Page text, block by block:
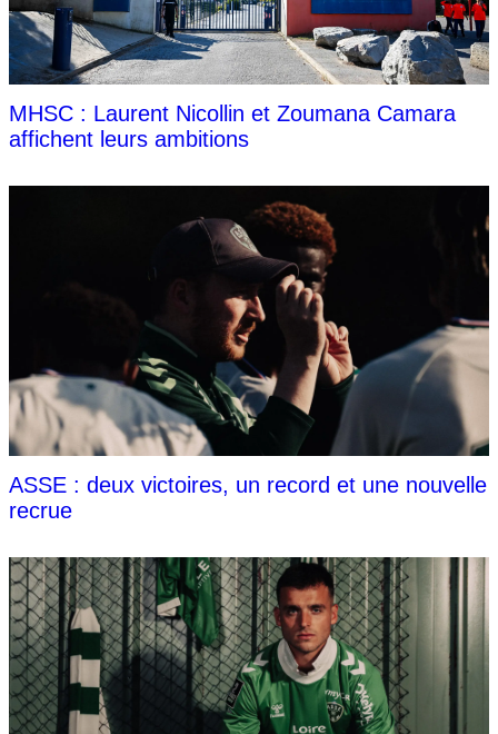
MHSC : Laurent Nicollin et Zoumana Camara
affichent leurs ambitions
ASSE : deux victoires, un record et une nouvelle
recrue